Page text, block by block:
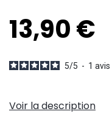
13,90 €
5/5 - 1 avis
Voir la description